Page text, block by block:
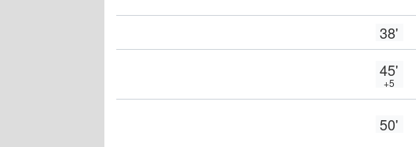
38'
45'
+5
50'